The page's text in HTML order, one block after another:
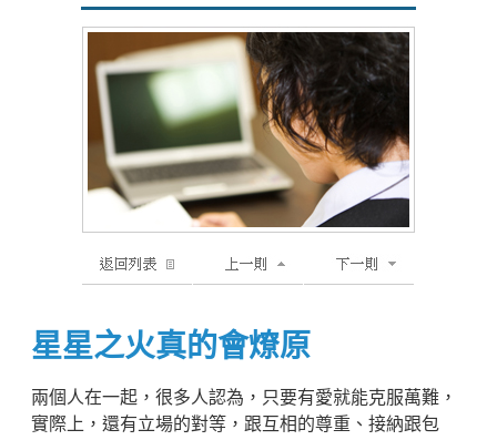
星星之火真的會燎原
兩個人在一起，很多人認為，只要有愛就能克服萬難，
實際上，還有立場的對等，跟互相的尊重、接納跟包